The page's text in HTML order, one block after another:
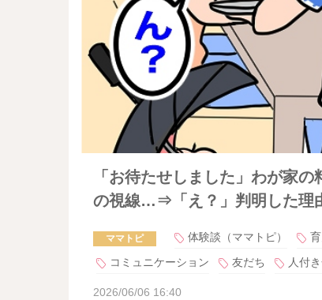
「お待たせしました」わが家
の視線…⇒「え？」判明した理
ママトピ 体験談（ママトピ）
コミュニケーション
友だち 人付
2026/06/06 16:40